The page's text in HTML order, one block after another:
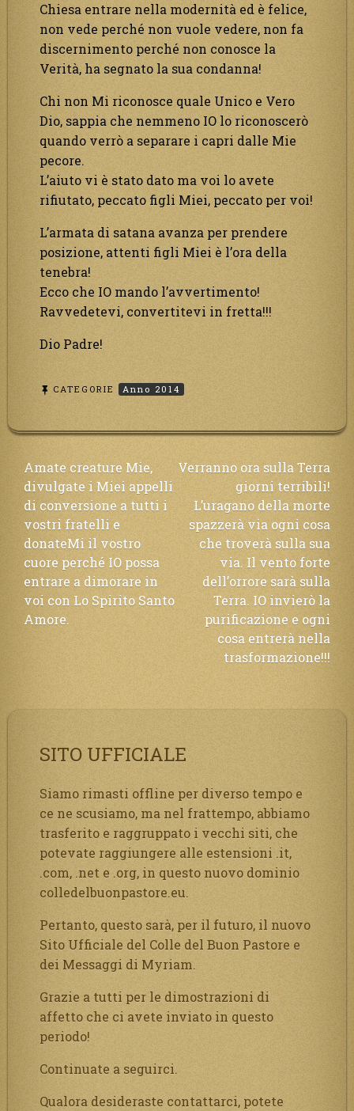
Chiesa entrare nella modernità ed è felice,
non vede perché non vuole vedere, non fa
discernimento perché non conosce la
Verità, ha segnato la sua condanna!
Chi non Mi riconosce quale Unico e Vero
Dio, sappia che nemmeno IO lo riconoscerò
quando verrò a separare i capri dalle Mie
pecore.
L’aiuto vi è stato dato ma voi lo avete
rifiutato, peccato figli Miei, peccato per voi!
L’armata di satana avanza per prendere
posizione, attenti figli Miei è l’ora della
tenebra!
Ecco che IO mando l’avvertimento!
Ravvedetevi, convertitevi in fretta!!!
Dio Padre!
CATEGORIE Anno 2014
Navigazione
articoli
Amate creature Mie,
divulgate i Miei appelli
di conversione a tutti i
vostri fratelli e
donateMi il vostro
cuore perché IO possa
entrare a dimorare in
voi con Lo Spirito Santo
Amore.
Verranno ora sulla Terra
giorni terribili!
L’uragano della morte
spazzerà via ogni cosa
che troverà sulla sua
via. Il vento forte
dell’orrore sarà sulla
Terra. IO invierò la
purificazione e ogni
cosa entrerà nella
trasformazione!!!
SITO UFFICIALE
Siamo rimasti offline per diverso tempo e
ce ne scusiamo, ma nel frattempo, abbiamo
trasferito e raggruppato i vecchi siti, che
potevate raggiungere alle estensioni .it,
.com, .net e .org, in questo nuovo dominio
colledelbuonpastore.eu.
Pertanto, questo sarà, per il futuro, il nuovo
Sito Ufficiale del Colle del Buon Pastore e
dei Messaggi di Myriam.
Grazie a tutti per le dimostrazioni di
affetto che ci avete inviato in questo
periodo!
Continuate a seguirci.
Qualora desideraste contattarci, potete